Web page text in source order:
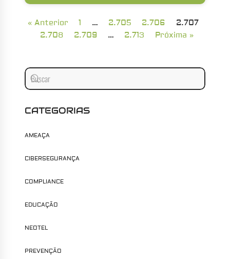
« Anterior 1 … 2.705 2.706
2.707
2.708
2.709 … 2.713 Próxima »
CATEGORIAS
AMEAÇA
CIBERSEGURANÇA
COMPLIANCE
EDUCAÇÃO
NEOTEL
PREVENÇÃO